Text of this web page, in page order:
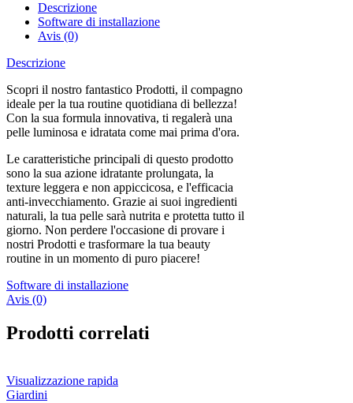
Descrizione
Software di installazione
Avis (0)
Descrizione
Scopri il nostro fantastico Prodotti, il compagno
ideale per la tua routine quotidiana di bellezza!
Con la sua formula innovativa, ti regalerà una
pelle luminosa e idratata come mai prima d'ora.
Le caratteristiche principali di questo prodotto
sono la sua azione idratante prolungata, la
texture leggera e non appiccicosa, e l'efficacia
anti-invecchiamento. Grazie ai suoi ingredienti
naturali, la tua pelle sarà nutrita e protetta tutto il
giorno. Non perdere l'occasione di provare i
nostri Prodotti e trasformare la tua beauty
routine in un momento di puro piacere!
Software di installazione
Avis (0)
Prodotti correlati
Visualizzazione rapida
Giardini